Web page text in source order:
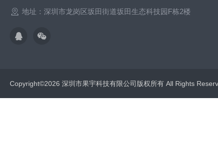
地址：深圳市龙岗区坂田街道坂田生态科技园F栋2楼
Copyright©2026 深圳市果宇科技有限公司版权所有 All Rights